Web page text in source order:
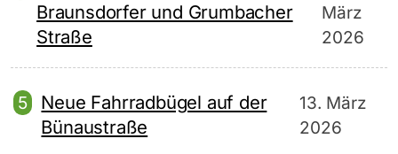
Braunsdorfer und Grumbacher
Straße
März
2026
Neue Fahrradbügel auf der
Bünaustraße
13. März
2026